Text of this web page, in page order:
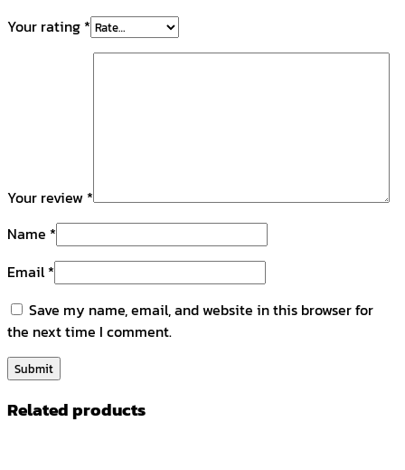
Your rating *
Your review *
Name *
Email*
Save my name, email, and website in this browser for
the next time I comment.
Related products